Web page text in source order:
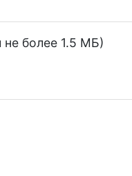
более 1.5 МБ)